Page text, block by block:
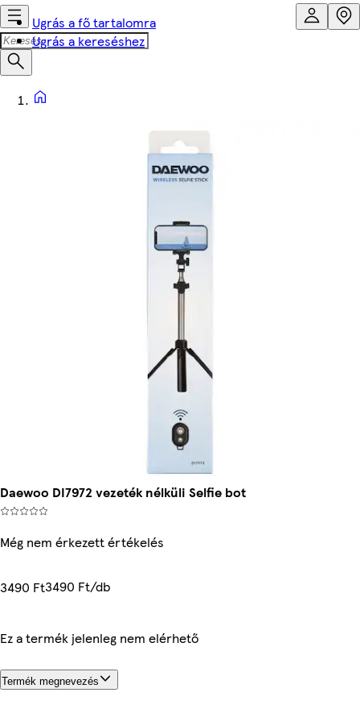
Ugrás a fő tartalomra
Ugrás a kereséshez
Daewoo DI7972 vezeték nélküli Selfie bot
Még nem érkezett értékelés
3490 Ft3490 Ft/db
Ez a termék jelenleg nem elérhető
Termék megnevezés